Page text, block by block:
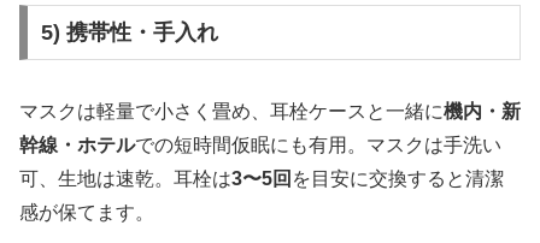
5) 携帯性・手入れ
マスクは軽量で小さく畳め、耳栓ケースと一緒に機内・新
幹線・ホテルでの短時間仮眠にも有用。マスクは手洗い
可、生地は速乾。耳栓は3〜5回 を目安に交換すると清潔
感が保てます。